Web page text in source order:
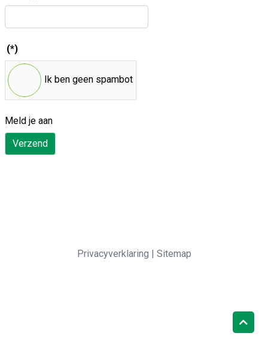
(*)
Ik ben geen spambot
Meld je aan
Verzend
Privacyverklaring Sitemap